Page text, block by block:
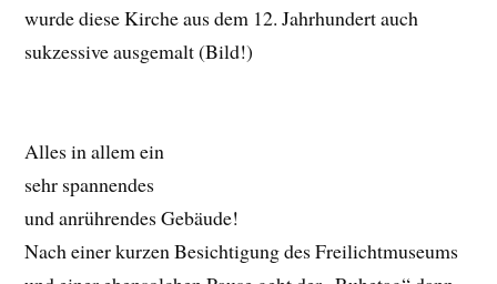
wurde diese Kirche aus dem 12. Jahrhundert auch
sukzessive ausgemalt (Bild!)
Alles in allem ein
sehr spannendes
und anrührendes Gebäude!
Nach einer kurzen Besichtigung des Freilichtmuseums